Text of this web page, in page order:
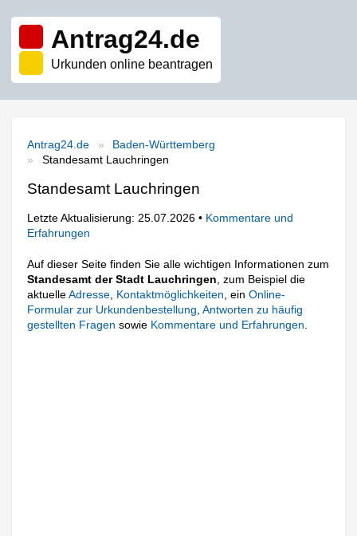
Antrag24.de
Urkunden online beantragen
Antrag24.de
Baden-Württemberg
Standesamt Lauchringen
Standesamt Lauchringen
Letzte Aktualisierung: 25.07.2026 • Kommentare und
Erfahrungen
Auf dieser Seite finden Sie alle wichtigen Informationen zum
Standesamt der Stadt Lauchringen , zum Beispiel die
aktuelleAdresse Kontaktmöglichkeiten , einOnline-
Formular zur Urkundenbestellung ,Antworten zu häufig
gestellten Fragen sowie Kommentare und Erfahrungen